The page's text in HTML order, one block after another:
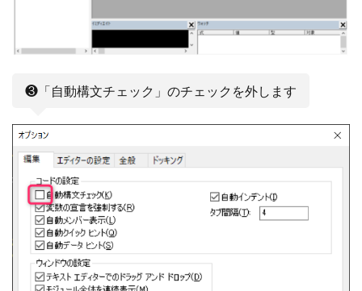
❸「自動構文チェック」のチェックを外します